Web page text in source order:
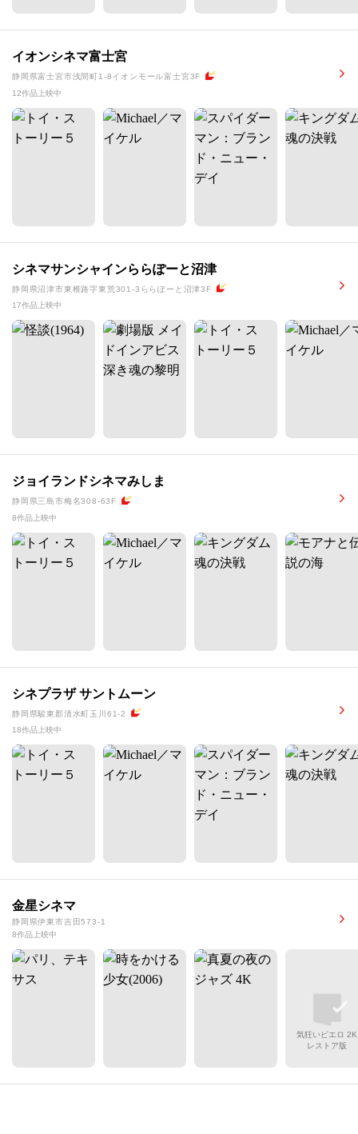
イオンシネマ富士宮
静岡県富士宮市浅間町1-8イオンモール富士宮3F
12作品上映中
シネマサンシャインららぽーと沼津
静岡県沼津市東椎路字東荒301-3ららぽーと沼津3F
17作品上映中
ジョイランドシネマみしま
静岡県三島市梅名308-63F
8作品上映中
シネプラザ サントムーン
静岡県駿東郡清水町玉川61-2
18作品上映中
金星シネマ
静岡県伊東市吉田573-1
8作品上映中
気狂いピエロ 2K
レストア版